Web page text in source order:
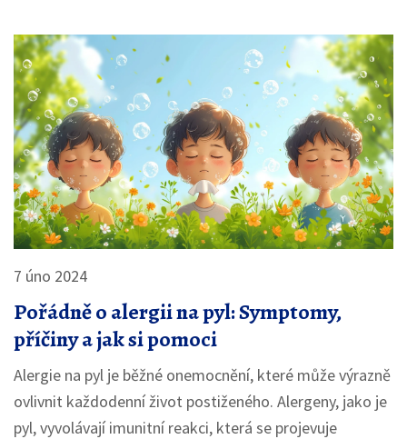
svém každodenním životě.
7 úno 2024
Pořádně o alergii na pyl: Symptomy,
příčiny a jak si pomoci
Alergie na pyl je běžné onemocnění, které může výrazně
ovlivnit každodenní život postiženého. Alergeny, jako je
pyl, vyvolávají imunitní reakci, která se projevuje